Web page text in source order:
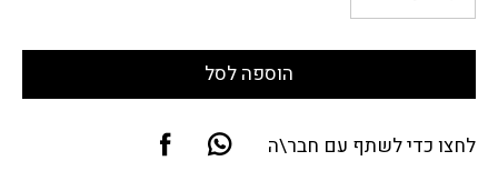
הוספה לסל
לחצו כדי לשתף עם חבר\ה